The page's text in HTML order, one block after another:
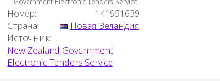
Номер:
141951639
Страна:
Новая Зеландия
Источник:
New Zealand Government
Electronic Tenders Service